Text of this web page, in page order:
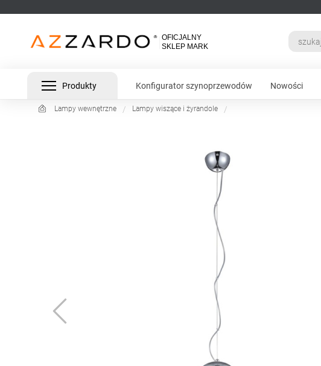
Produkty Konfigurator szynoprzewodów Nowości
Lampy wewnętrzne Lampy wiszące i żyrandole